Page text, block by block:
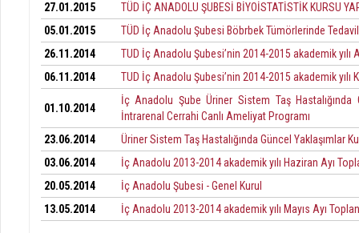
27.01.2015
TÜD İÇ ANADOLU ŞUBESİ BİYOİSTATİSTİK KURSU
05.01.2015
TÜD İç Anadolu Şubesi Böbrbek Tümörlerinde
26.11.2014
TUD İç Anadolu Şubesi’nin 2014-2015 akademik yılı
06.11.2014
TUD İç Anadolu Şubesi’nin 2014-2015 akademik yılı
01.10.2014
İç Anadolu Şube Üriner Sistem Taş Hastalığında
İntrarenal Cerrahi Canlı Ameliyat Programı
23.06.2014
Üriner Sistem Taş Hastalığında Güncel Yaklaşımlar
03.06.2014
İç Anadolu 2013-2014 akademik yılı Haziran Ayı
20.05.2014
İç Anadolu Şubesi - Genel Kurul
13.05.2014
İç Anadolu 2013-2014 akademik yılı Mayıs Ayı